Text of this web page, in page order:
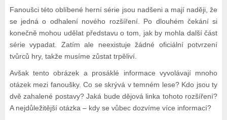
Fanoušci této oblíbené herní série jsou nadšeni a mají naději, že
se jedná o odhalení nového rozšíření. Po dlouhém čekání si
konečně mohou udělat představu o tom, jak by mohla další část
série vypadat. Zatím ale neexistuje žádné oficiální potvrzení
tvůrců hry, takže musíme zůstat trpěliví.
Avšak tento obrázek a prosáklé informace vyvolávají mnoho
otázek mezi fanoušky. Co se skrývá v temném lese? Kdo jsou ty
dvě zahalené postavy? Jaká bude dějová linka tohoto rozšíření?
A nejdůležitější otázka – kdy se vůbec dozvíme více informací?